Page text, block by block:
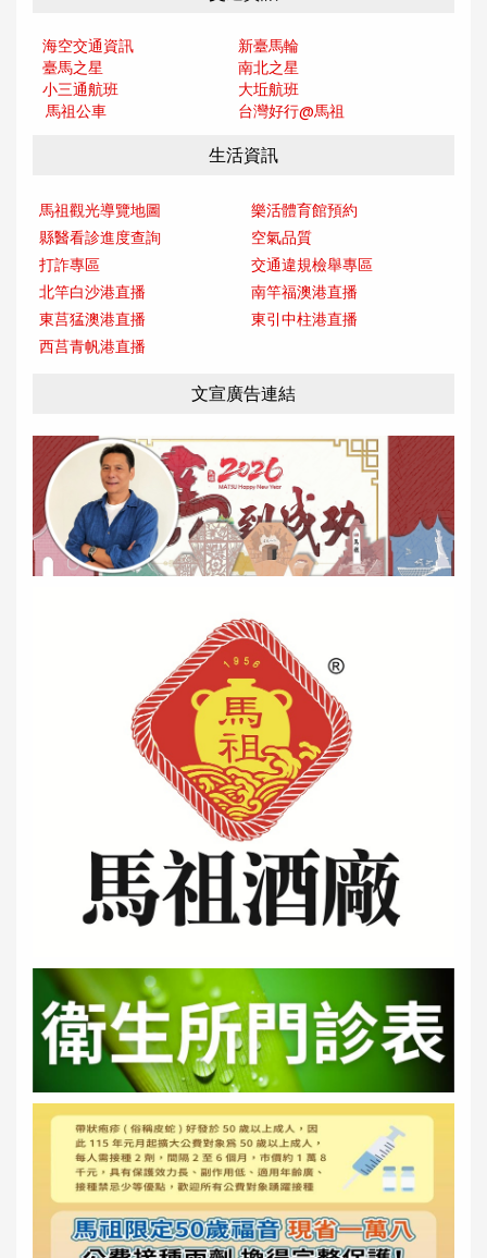
海空交通資訊
新臺馬輪
臺馬之星
南北之星
小三通航班
大坵航班
馬祖公車
台灣好行@馬祖
生活資訊
馬祖觀光導覽地圖
樂活體育館預約
縣醫看診進度查詢
空氣品質
打詐專區
交通違規檢舉專區
北竿白沙港直播
南竿福澳港直播
東莒猛澳港直播
東引中柱港直播
西莒青帆港直播
文宣廣告連結